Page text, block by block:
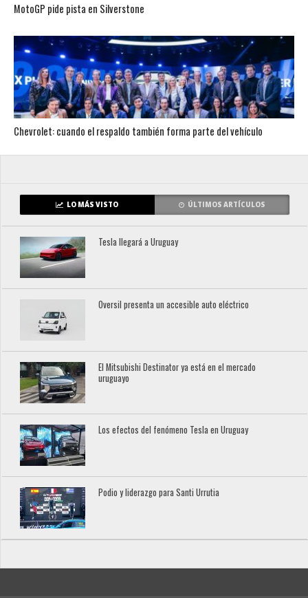
MotoGP pide pista en Silverstone
Chevrolet: cuando el respaldo también forma parte del vehículo
LO MÁS VISTO ÚLTIMOS ARTÍCULOS
Tesla llegará a Uruguay
Oversil presenta un accesible auto eléctrico
El Mitsubishi Destinator ya está en el mercado
uruguayo
Los efectos del fenómeno Tesla en Uruguay
Podio y liderazgo para Santi Urrutia